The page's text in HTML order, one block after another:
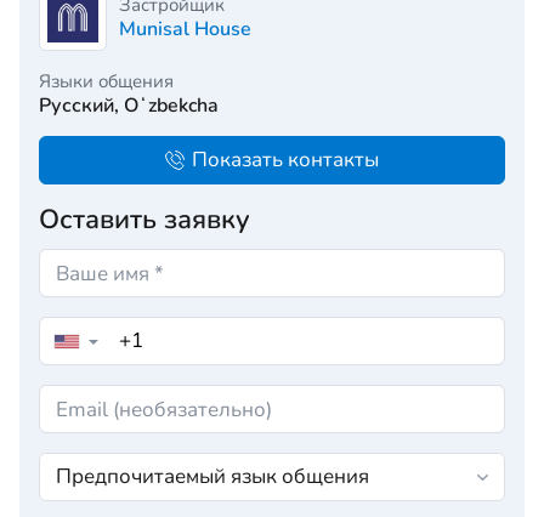
Застройщик
Munisal House
Языки общения
Русский, Oʻzbekcha
Показать контакты
Оставить заявку
▼